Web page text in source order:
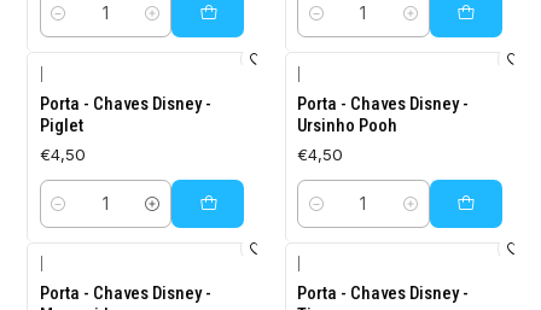
Quantidade Quantidade
Porta - Chaves Disney -
Piglet
€4,50
Quantidade
Porta - Chaves Disney -
Ursinho Pooh
€4,50
Quantidade
Porta - Chaves Disney -
Porta - Chaves Disney -